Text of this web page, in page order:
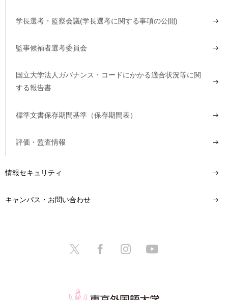
学長選考・監察会議(学長選考に関する事項の公開)
監事候補者選考委員会
国立大学法人ガバナンス・コードにかかる適合状況等に関
する報告書
標準文書保存期間基準（保存期間表）
評価・監査情報
情報セキュリティ
キャンパス・お問い合わせ